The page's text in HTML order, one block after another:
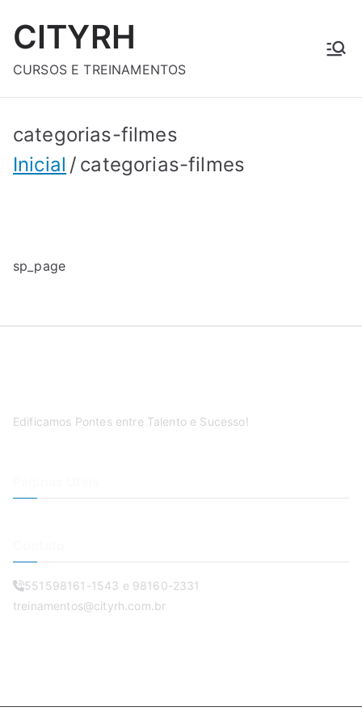
para
conteúdo
CITYRH
CURSOS E TREINAMENTOS
categorias-filmes
Inicial
categorias-filmes
sp_page
Edificamos Pontes entre Talento e Sucesso!
551598161-1543 e 98160-2331
treinamentos@cityrh.com.br